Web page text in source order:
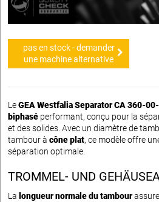
pas en stock - demander
une machine alternative
LeGEA Westfalia Separator CA 360-
biphasé performant, conçu pour la
et des solides. Avec un diamètre de
tambour à cône plat, ce modèle offre
séparation optimale.
TROMMEL- UND
La longueur normale du tambour